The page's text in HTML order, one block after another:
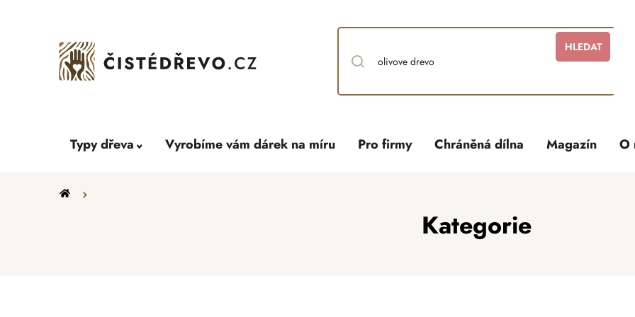
HLEDAT
Typy dřeva Vyrobíme vám dárek na míru Pro firmy Chráněná dílna Magazín O
Domů
Kategorie